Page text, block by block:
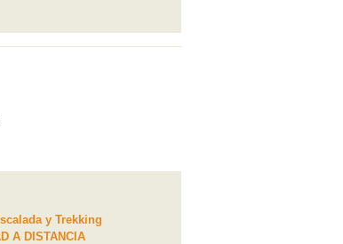
y Trekking
A DISTANCIA